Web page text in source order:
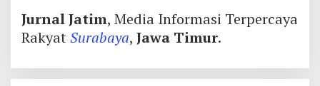
Jurnal Jatim, Media Informasi Terpercaya
RakyatSurabaya, Jawa Timur.